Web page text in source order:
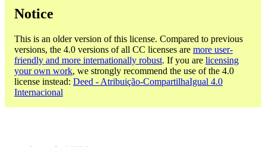
Notice
This is an older version of this license. Compared to previous
versions, the 4.0 versions of all CC licenses are more user-
friendly and more internationally robust. If you are licensing
your own work, we strongly recommend the use of the 4.0
license instead: Deed - Atribuição-CompartilhaIgual 4.0
Internacional